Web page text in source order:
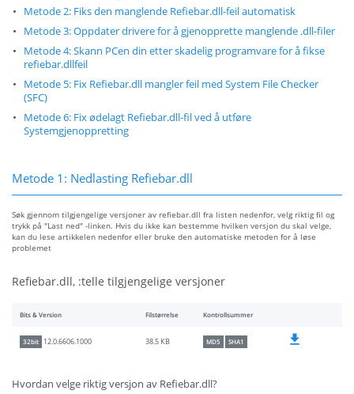
Metode 2: Fiks den manglende Refiebar.dll-feil automatisk
Metode 3: Oppdater drivere for å gjenopprette manglende .dll-filer
Metode 4: Skann PCen din etter skadelig programvare for å fikse
refiebar.dllfeil
Metode 5: Fix Refiebar.dll mangler feil med System File Checker
(SFC)
Metode 6: Fix ødelagt Refiebar.dll-fil ved å utføre
Systemgjenoppretting
Metode 1: Nedlasting Refiebar.dll
Søk gjennom tilgjengelige versjoner av refiebar.dll fra listen nedenfor, velg riktig fil og
trykk på "Last ned" -linken. Hvis du ikke kan bestemme hvilken versjon du skal velge,
kan du lese artikkelen nedenfor eller bruke den automatiske metoden for å løse
problemet
Refiebar.dll, :telle tilgjengelige versjoner
Bits & Version Filstørrelse Kontrollsummer
32bit 12.0.6606.1000 38.5 KB MD5 SHA1
Hvordan velge riktig versjon av Refiebar.dll?